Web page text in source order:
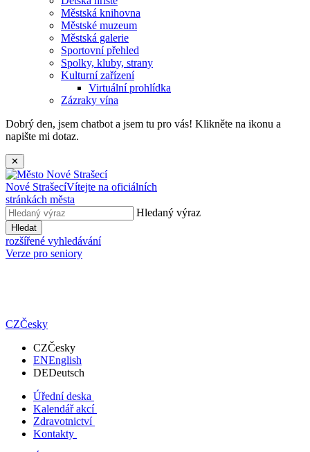
Městská knihovna
Městské muzeum
Městská galerie
Sportovní přehled
Spolky, kluby, strany
Kulturní zařízení
Virtuální prohlídka
Zázraky vína
Dobrý den, jsem chatbot a jsem tu pro vás! Klikněte na ikonu a
napište mi dotaz.
✕
Nové StrašecíVítejte na oficiálních
stránkách města
Hledaný výraz
Hledat
rozšířené vyhledávání
Verze pro seniory
CZČesky
CZČesky
ENEnglish
DEDeutsch
Úřední deska
Kalendář akcí
Zdravotnictví
Kontakty